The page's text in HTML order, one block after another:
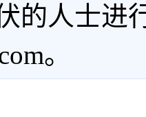
的人士进
。